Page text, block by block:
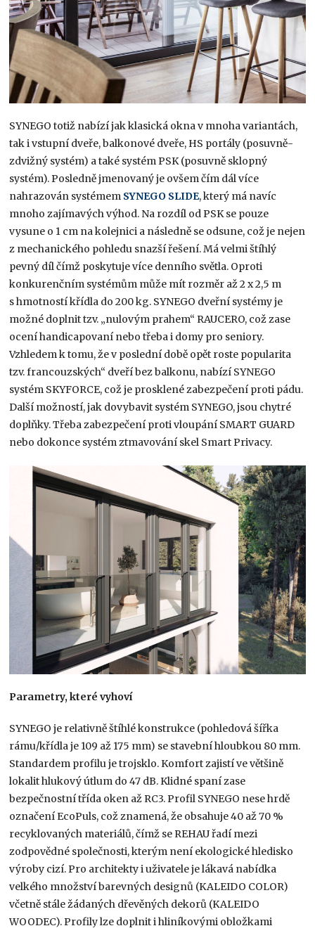
SYNEGO totiž nabízí jak klasická okna v mnoha variantách,
tak i vstupní dveře, balkonové dveře, HS portály (posuvně-
zdvižný systém) a také systém PSK (posuvně sklopný
systém). Posledně jmenovaný je ovšem čím dál více
nahrazován systémem SYNEGO SLIDE, který má navíc
mnoho zajímavých výhod. Na rozdíl od PSK se pouze
vysune o 1 cm na kolejnici a následně se odsune, což je nejen
z mechanického pohledu snazší řešení. Má velmi štíhlý
pevný díl čímž poskytuje více denního světla. Oproti
konkurenčním systémům může mít rozměr až 2 x 2,5 m
s hmotností křídla do 200 kg. SYNEGO dveřní systémy je
možné doplnit tzv. „nulovým prahem“ RAUCERO, což zase
ocení handicapovaní nebo třeba i domy pro seniory.
Vzhledem k tomu, že v poslední době opět roste popularita
tzv. francouzských“ dveří bez balkonu, nabízí SYNEGO
systém SKYFORCE, což je prosklené zabezpečení proti pádu.
Další možností, jak dovybavit systém SYNEGO, jsou chytré
doplňky. Třeba zabezpečení proti vloupání SMART GUARD
nebo dokonce systém ztmavování skel Smart Privacy.
Parametry, které vyhoví
SYNEGO je relativně štíhlé konstrukce (pohledová šířka
rámu/křídla je 109 až 175 mm) se stavební hloubkou 80 mm.
Standardem profilu je trojsklo. Komfort zajistí ve většině
lokalit hlukový útlum do 47 dB. Klidné spaní zase
bezpečnostní třída oken až RC3. Profil SYNEGO nese hrdě
označení EcoPuls, což znamená, že obsahuje 40 až 70 %
recyklovaných materiálů, čímž se REHAU řadí mezi
zodpovědné společnosti, kterým není ekologické hledisko
výroby cizí. Pro architekty i uživatele je lákavá nabídka
velkého množství barevných designů (KALEIDO COLOR)
včetně stále žádaných dřevěných dekorů (KALEIDO
WOODEC). Profily lze doplnit i hliníkovými obložkami